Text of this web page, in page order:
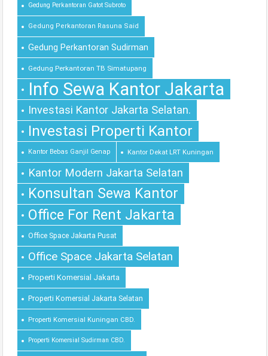
Gedung Perkantoran Gatot Subroto
Gedung Perkantoran Rasuna Said
Gedung Perkantoran Sudirman
Gedung Perkantoran TB Simatupang
Info Sewa Kantor Jakarta
Investasi Kantor Jakarta Selatan.
Investasi Properti Kantor
Kantor Bebas Ganjil Genap Kantor Dekat LRT Kuningan
Kantor Modern Jakarta Selatan
Konsultan Sewa Kantor
Office For Rent Jakarta
Office Space Jakarta Pusat
Office Space Jakarta Selatan
Properti Komersial Jakarta
Properti Komersial Jakarta Selatan
Properti Komersial Kuningan CBD.
Properti Komersial Sudirman CBD.